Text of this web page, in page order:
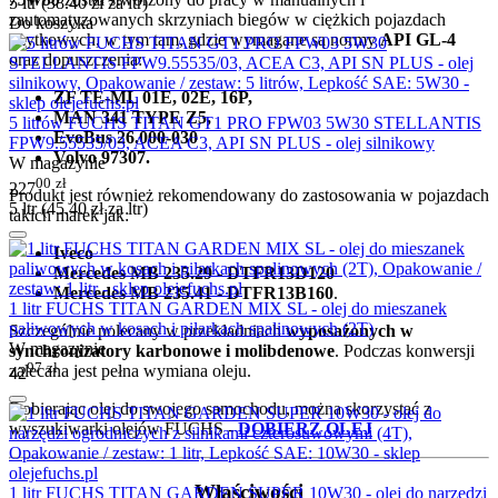
zautomatyzowanych skrzyniach biegów w ciężkich pojazdach
użytkowych, w tym tam, gdzie wymagane są normyAPI GL-4
oraz dopuszczenia:
ZF TE-ML 01E, 02E, 16P,
MAN 341 TYPE Z5,
EvoBus 26.000-030
Volvo 97307.
Produkt jest również rekomendowany do zastosowania w pojazdach
takich marek jak:
Iveco
Mercedes MB 235.29 - DTFR13D120
Mercedes MB 235.41 - DTFR13B160.
Szczególnie polecany w przekładniachwyposażonych w
synchronizatory karbonowe i molibdenowe. Podczas konwersji
zalecana jest pełna wymiana oleju.
Dobierając olej do swojego samochodu, można skorzystać z
wyszukiwarki olejów FUCHS - DOBIERZ OLEJ
Właściwości
Do koszyka
5 litrów FUCHS TITAN GT1 PRO FPW03 5W30 STELLANTIS
FPW9.55535/03, ACEA C3, API SN PLUS - olej silnikowy
W magazynie
22700 zł
5 ltr (45.40złza ltr)
1 litr FUCHS TITAN GARDEN MIX SL - olej do mieszanek
paliwowych w kosach i pilarkach spalinowych (2T)
W magazynie
4297 zł
1 litr FUCHS TITAN GARDEN SUPER 10W30 - olej do narzędzi